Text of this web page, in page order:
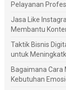
Pelayanan
Jasa Like
Membantu
Taktik Bisnis
untuk
Bagaimana Cara
Kebutuhan